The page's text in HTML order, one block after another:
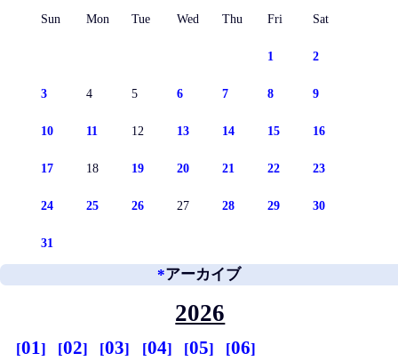
Sun Mon Tue Wed Thu Fri Sat
1 2
3 4 5 6 7 8 9
10 11 12 13 14 15 16
17 18 19 20 21 22 23
24 25 26 27 28 29 30
31
*アーカイブ
2026
01 02 03 04 05
06